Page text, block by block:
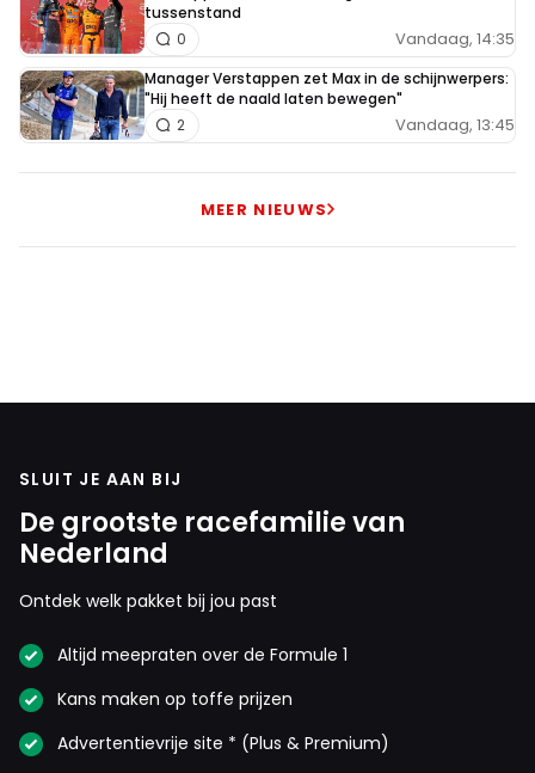
tussenstand
Vandaag, 14:35
0
Manager Verstappen zet Max in de schijnwerpers:
"Hij heeft de naald laten bewegen"
Vandaag, 13:45
2
MEER NIEUWS
SLUIT JE AAN BIJ
De grootste racefamilie van
Nederland
Ontdek welk pakket bij jou past
Altijd meepraten over de Formule 1
Kans maken op toffe prijzen
Advertentievrije site * (Plus & Premium)